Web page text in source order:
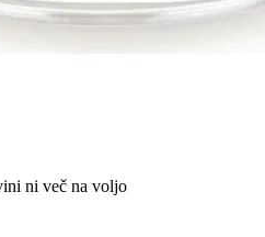
ni več na voljo